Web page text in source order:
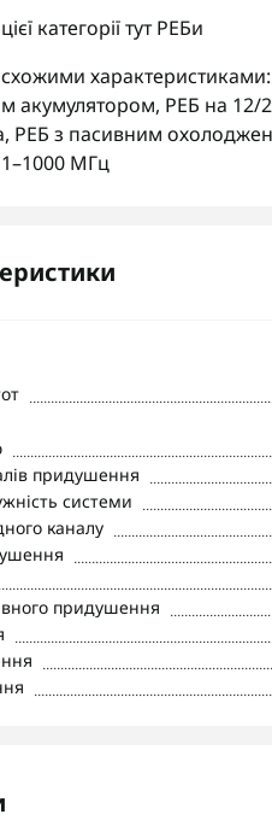
категорії тутРЕБи
схожими характеристиками:
акумулятором, РЕБ на 12/
, РЕБ з пасивним
МГц
придушення
системи
каналу
придушення